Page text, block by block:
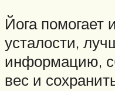
Йога помогает
усталости,
информацию,
вес и